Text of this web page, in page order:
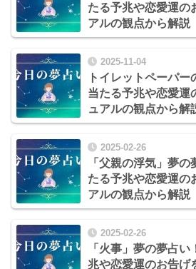
たる予兆や恋愛運の
アルの観点から解説
2025-11-04
トイレットペーパ
当たる予兆や恋愛運
ュアルの観点から解
2025-02-26
「父親の浮気」夢
たる予兆や恋愛運の
アルの観点から解説
2025-02-26
「火事」夢の夢占
兆や恋愛運のお告げ